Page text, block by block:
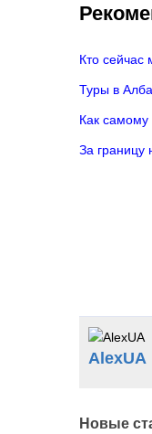
Кто сейчас
Туры в
Как самому
За границу
AlexUA
Новые